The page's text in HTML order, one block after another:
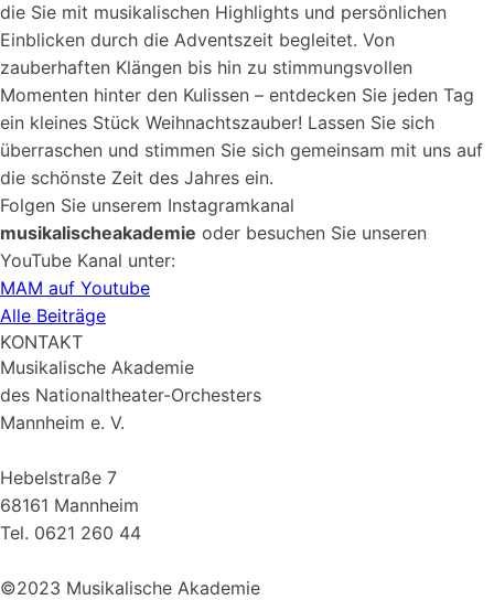
die Sie mit musikalischen Highlights und persönlichen
Einblicken durch die Adventszeit begleitet. Von
zauberhaften Klängen bis hin zu stimmungsvollen
Momenten hinter den Kulissen – entdecken Sie jeden Tag
ein kleines Stück Weihnachtszauber! Lassen Sie sich
überraschen und stimmen Sie sich gemeinsam mit uns auf
die schönste Zeit des Jahres ein.
Folgen Sie unserem Instagramkanal
musikalischeakademie oder besuchen Sie unseren
YouTube Kanal unter:
MAM auf Youtube
Alle Beiträge
KONTAKT
Musikalische Akademie
des Nationaltheater-Orchesters
Mannheim e. V.
Hebelstraße 7
68161 Mannheim
Tel. 0621 260 44
©2023 Musikalische Akademie